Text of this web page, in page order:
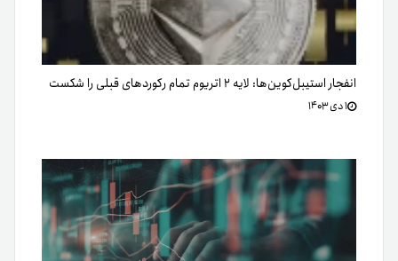
انفجار استیبل‌کوین‌ها: لایه ۲ اتریوم تمام رکوردهای قبلی را شکست
۱ دی ۱۴۰۳